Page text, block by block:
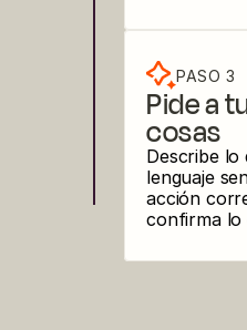
PASO 3
Pide a
cosas
Describe lo
lenguaje
acción
confirma lo